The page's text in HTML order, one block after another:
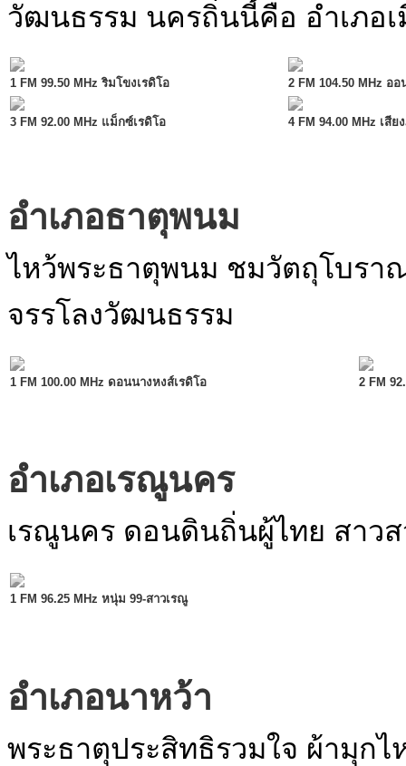
วัฒนธรรม นครถิ่นนี้คือ อำเภอ
1 FM 99.50 MHz ริมโขงเรดิโอ 2 FM 104.50 MHz อ
3 FM 92.00 MHz แม็กซ์เรดิโอ 4 FM 94.00 MHz เสีย
อำเภอธาตุพนม
ไหว้พระธาตุพนม ชมวัตถุโบร
จรรโลงวัฒนธรรม
1 FM 100.00 MHz ดอนนางหงส์เรดิโอ 2 FM
อำเภอเรณูนคร
เรณูนคร ดอนดินถิ่นผู้ไทย สาว
1 FM 96.25 MHz หนุ่ม 99-สาวเรณู
อำเภอนาหว้า
พระธาตุประสิทธิรวมใจ ผ้ามุก